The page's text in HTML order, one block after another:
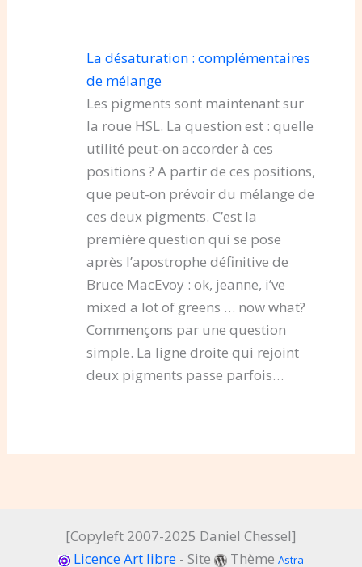
La désaturation : complémentaires
de mélange
Les pigments sont maintenant sur
la roue HSL. La question est : quelle
utilité peut-on accorder à ces
positions ? A partir de ces positions,
que peut-on prévoir du mélange de
ces deux pigments. C’est la
première question qui se pose
après l’apostrophe définitive de
Bruce MacEvoy : ok, jeanne, i’ve
mixed a lot of greens … now what?
Commençons par une question
simple. La ligne droite qui rejoint
deux pigments passe parfois…
[Copyleft 2007-2025 Daniel Chessel]
Licence Art libre - Site Thème Astra